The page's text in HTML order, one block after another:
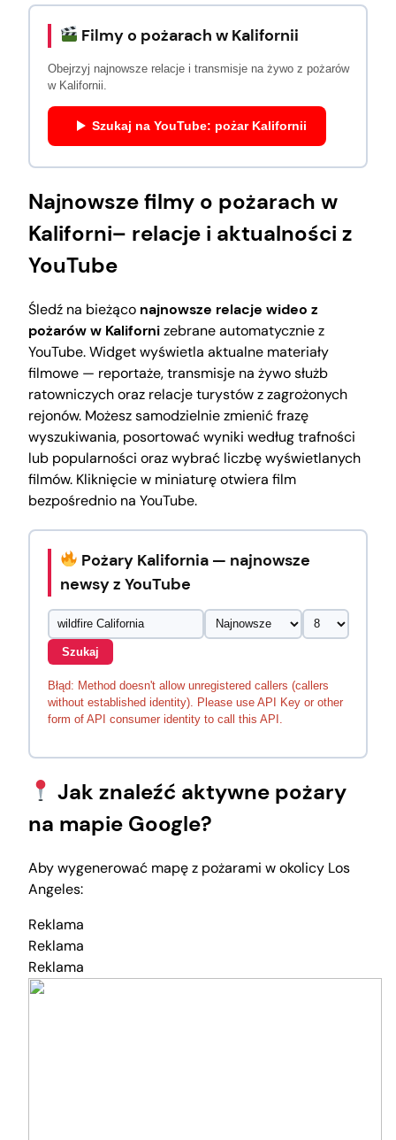
Filmy o pożarach w Kalifornii
Obejrzyj najnowsze relacje i transmisje na żywo z pożarów
w Kalifornii.
Szukaj na YouTube: pożar Kalifornii
Najnowsze filmy o pożarach w
Kaliforni– relacje i aktualności z
YouTube
Śledź na bieżąco najnowsze relacje wideo z
pożarów w Kalifornizebrane automatycznie z
YouTube. Widget wyświetla aktualne materiały
filmowe — reportaże, transmisje na żywo służb
ratowniczych oraz relacje turystów z zagrożonych
rejonów. Możesz samodzielnie zmienić frazę
wyszukiwania, posortować wyniki według trafności
lub popularności oraz wybrać liczbę wyświetlanych
filmów. Kliknięcie w miniaturę otwiera film
bezpośrednio na YouTube.
Pożary Kalifornia — najnowsze
newsy z YouTube
Szukaj
Błąd: Method doesn't allow unregistered callers (callers
without established identity). Please use API Key or other
form of API consumer identity to call this API.
Jak znaleźć aktywne pożary
na mapie Google?
Aby wygenerować mapę z pożarami w okolicy Los
Angeles:
Reklama
Reklama
Reklama